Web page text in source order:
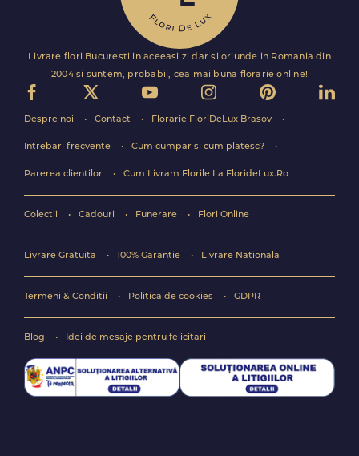
Livrare flori Bucuresti in aceeasi zi dar si oriunde in Romania din
2004 si suntem, probabil, cea mai buna florarie online!
Despre noi Contact Florarie FloriDeLux Brasov
Intrebari frecvente Cum cumpar si cum platesc?
Parerea clientilor Cum Livram Florile La FlorideLux.Ro
Colectii Cadouri Funerare Flori Online
Livrare Gratuita 100% Garantie Livrare Nationala
Termeni & Conditii Politica de cookies GDPR
Blog Idei de mesaje pentru felicitari